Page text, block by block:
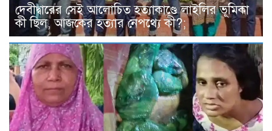
দেবীদ্বারের সেই আলোচিত হত্যাকাণ্ডে লাইলির ভূমিকা
কী ছিল, আজকের হত্যার নেপথ্যে কী?;